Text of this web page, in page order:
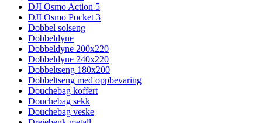
DJI Osmo Action 5
DJI Osmo Pocket 3
Dobbel solseng
Dobbeldyne
Dobbeldyne 200x220
Dobbeldyne 240x220
Dobbeltseng 180x200
Dobbeltseng med oppbevaring
Douchebag koffert
Douchebag sekk
Douchebag veske